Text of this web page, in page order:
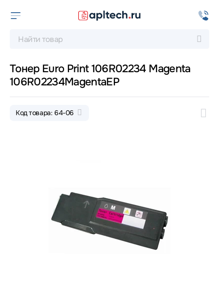
Тонер Euro Print 106R02234 Magenta
106R02234MagentaEP
Код товара: 64-06